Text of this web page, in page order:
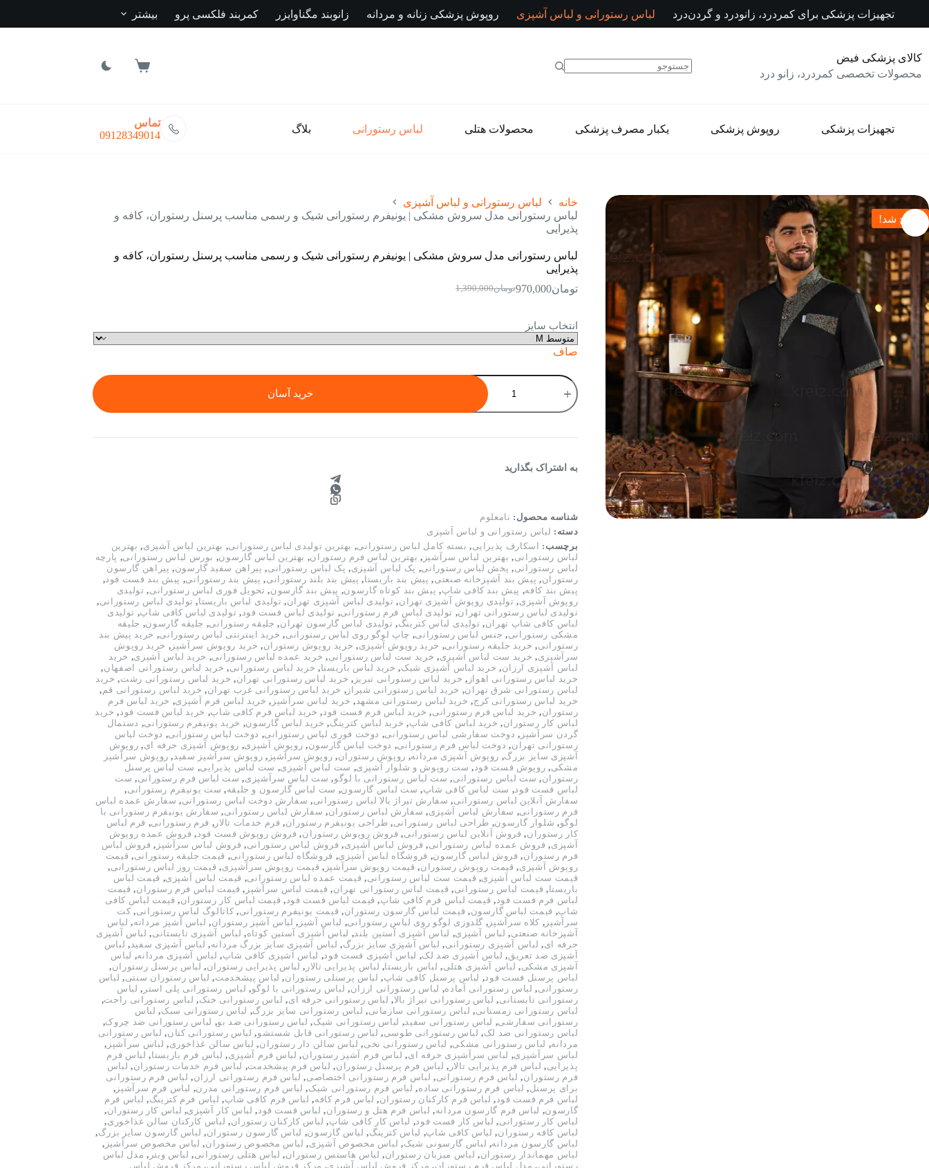
تجهیزات پزشکی برای کمردرد، زانودرد و گردن‌درد لباس رستورانی و لباس آشپزی روپوش پزشکی زنانه و مردانه زانوبند مگناوایزر کمربند فلکسی پرو بیشتر
کالای پزشکی فیض
محصولات تخصصی کمردرد، زانو درد
سبد
تجهیزات پزشکی روپوش پزشکی یکبار مصرف پزشکی محصولات هتلی لباس رستورانی بلاگ
تماس
09128349014
حراج شد!
خانه
لباس رستورانی و لباس آشپزی
لباس رستورانی مدل سروش مشکی | یونیفرم رستورانی شیک و رسمی مناسب پرسنل رستوران، کافه و
پذیرایی
لباس رستورانی مدل سروش مشکی | یونیفرم رستورانی شیک و رسمی مناسب پرسنل رستوران، کافه و
پذیرایی
تومان1,390,000قیمت
بود.
تومان970,000قیمت
انتخاب سایز
صاف
لباس
رستورانی
مدل
رستورانی
مناسب
پرسنل
رستوران،
کافه
و
پذیرایی
عدد
خرید آسان
به اشتراک بگذارید
شناسه محصول: نامعلوم
دسته: لباس رستورانی و لباس آشپزی
برچسب:
اسکارف پذیرایی, بسته کامل لباس رستورانی, بهترین تولیدی لباس رستورانی, بهترین لباس آشپزی, بهترین
لباس رستورانی, بهترین لباس سرآشپز , بهترین لباس فرم رستوران, بهترین لباس گارسون, بورس لباس رستورانی, پارچه
لباس رستورانی, پخش لباس رستورانی, پک لباس آشپزی, پک لباس رستورانی, پیراهن سفید گارسون, پیراهن گارسون
رستوران, پیش بند آشپزخانه صنعتی, پیش بند باریستا , پیش بند بلند رستورانی, پیش بند رستورانی, پیش بند فست فود,
پیش بند کافه, پیش بند کافی شاپ, پیش بند کوتاه گارسون, پیش بند گارسون, تحویل فوری لباس رستورانی, تولیدی
روپوش آشپزی, تولیدی روپوش آشپزی تهران, تولیدی لباس آشپزی تهران, تولیدی لباس باریستا , تولیدی لباس رستورانی,
تولیدی لباس رستورانی تهران, تولیدی لباس فرم رستورانی, تولیدی لباس فست فود , تولیدی لباس کافی شاپ, تولیدی
لباس کافی شاپ تهران, تولیدی لباس کترینگ, تولیدی لباس گارسون تهران, جلیقه رستورانی, جلیقه گارسون, جلیقه
مشکی رستورانی, جنس لباس رستورانی, چاپ لوگو روی لباس رستورانی, خرید اینترنتی لباس رستورانی, خرید پیش بند
رستورانی, خرید جلیقه رستورانی, خرید روپوش آشپزی, خرید روپوش رستوران, خرید روپوش سرآشپز , خرید روپوش
سرآشپزی, خرید ست لباس آشپزی, خرید ست لباس رستورانی, خرید عمده لباس رستورانی, خرید لباس آشپزی, خرید
لباس آشپزی ارزان, خرید لباس آشپزی شیک, خرید لباس باریستا , خرید لباس رستورانی, خرید لباس رستورانی اصفهان,
خرید لباس رستورانی اهواز , خرید لباس رستورانی تبریز , خرید لباس رستورانی تهران, خرید لباس رستورانی رشت, خرید
لباس رستورانی شرق تهران, خرید لباس رستورانی شیراز , خرید لباس رستورانی غرب تهران, خرید لباس رستورانی قم ,
خرید لباس رستورانی کرج, خرید لباس رستورانی مشهد , خرید لباس سرآشپز , خرید لباس فرم آشپزی, خرید لباس فرم
رستوران, خرید لباس فرم رستورانی, خرید لباس فرم فست فود , خرید لباس فرم کافی شاپ, خرید لباس فست فود , خرید
لباس کار رستوران, خرید لباس کافی شاپ, خرید لباس کترینگ, خرید لباس گارسون, خرید یونیفرم رستورانی, دستمال
گردن سرآشپز , دوخت سفارشی لباس رستورانی, دوخت فوری لباس رستورانی, دوخت لباس رستورانی, دوخت لباس
رستورانی تهران, دوخت لباس فرم رستورانی, دوخت لباس گارسون, روپوش آشپزی, روپوش آشپزی حرفه ای, روپوش
آشپزی سایز بزرگ, روپوش آشپزی مردانه, روپوش رستوران, روپوش سرآشپز , روپوش سرآشپز سفید , روپوش سرآشپز
مشکی, روپوش فست فود , ست روپوش و شلوار آشپزی, ست لباس آشپزی, ست لباس پذیرایی, ست لباس پرسنل
رستوران, ست لباس رستورانی, ست لباس رستورانی با لوگو, ست لباس سرآشپزی, ست لباس فرم رستورانی, ست
لباس فست فود, ست لباس کافی شاپ, ست لباس گارسون, ست لباس گارسون و جلیقه, ست یونیفرم رستورانی,
سفارش آنلاین لباس رستورانی, سفارش تیراژ بالا لباس رستورانی, سفارش دوخت لباس رستورانی, سفارش عمده لباس
فرم رستورانی, سفارش لباس آشپزی, سفارش لباس رستوران, سفارش لباس رستورانی, سفارش یونیفرم رستورانی با
لوگو, شلوار گارسون, طراحی لباس رستورانی, طراحی یونیفرم رستوران, فرم خدمات تالار , فرم رستورانی, فرم لباس
کار رستوران, فروش آنلاین لباس رستورانی, فروش روپوش رستوران, فروش روپوش فست فود , فروش عمده روپوش
آشپزی, فروش عمده لباس رستورانی, فروش لباس آشپزی, فروش لباس رستورانی, فروش لباس سرآشپز , فروش لباس
فرم رستوران, فروش لباس گارسون, فروشگاه لباس آشپزی, فروشگاه لباس رستورانی, قیمت جلیقه رستورانی, قیمت
روپوش آشپزی, قیمت روپوش رستوران, قیمت روپوش سرآشپز , قیمت روپوش سرآشپزی, قیمت روز لباس رستورانی,
قیمت ست لباس آشپزی, قیمت ست لباس رستورانی, قیمت عمده لباس رستورانی, قیمت لباس آشپزی, قیمت لباس
باریستا , قیمت لباس رستورانی, قیمت لباس رستورانی تهران, قیمت لباس سرآشپز , قیمت لباس فرم رستوران, قیمت
لباس فرم فست فود , قیمت لباس فرم کافی شاپ, قیمت لباس فست فود , قیمت لباس کار رستوران, قیمت لباس کافی
شاپ, قیمت لباس گارسون, قیمت لباس گارسون رستوران, قیمت یونیفرم رستورانی, کاتالوگ لباس رستورانی, کت
سرآشپز , کلاه سرآشپز , گلدوزی لوگو روی لباس رستورانی, لباس آشپز , لباس آشپز رستوران, لباس آشپز مردانه, لباس
آشپزخانه صنعتی, لباس آشپزی, لباس آشپزی آستین بلند, لباس آشپزی آستین کوتاه, لباس آشپزی تابستانی, لباس آشپزی
حرفه ای, لباس آشپزی رستورانی, لباس آشپزی سایز بزرگ, لباس آشپزی سایز بزرگ مردانه, لباس آشپزی سفید , لباس
آشپزی ضد تعریق, لباس آشپزی ضد لک, لباس آشپزی فست فود, لباس آشپزی کافی شاپ, لباس آشپزی مردانه, لباس
آشپزی مشکی, لباس آشپزی هتلی, لباس باریستا, لباس پذیرایی تالار , لباس پذیرایی رستوران, لباس پرسنل رستوران,
لباس پرسنل فست فود, لباس پرسنل کافی شاپ, لباس پرسنلی رستوران, لباس پیشخدمت, لباس رستوران سنتی, لباس
رستورانی, لباس رستورانی آماده, لباس رستورانی ارزان, لباس رستورانی با لوگو, لباس رستورانی پلی استر , لباس
رستورانی تابستانی, لباس رستورانی تیراژ بالا, لباس رستورانی حرفه ای, لباس رستورانی خنک, لباس رستورانی راحت,
لباس رستورانی زمستانی, لباس رستورانی سازمانی, لباس رستورانی سایز بزرگ, لباس رستورانی سبک, لباس
رستورانی سفارشی, لباس رستورانی سفید, لباس رستورانی شیک, لباس رستورانی ضد بو, لباس رستورانی ضد چروک,
لباس رستورانی ضد لک, لباس رستورانی طوسی, لباس رستورانی قابل شستشو, لباس رستورانی کتان, لباس رستورانی
مردانه, لباس رستورانی مشکی, لباس رستورانی نخی, لباس سالن دار رستوران, لباس سالن غذاخوری, لباس سرآشپز ,
لباس سرآشپزی, لباس سرآشپزی حرفه ای, لباس فرم آشپز رستوران, لباس فرم آشپزی, لباس فرم باریستا , لباس فرم
پذیرایی, لباس فرم پذیرایی تالار , لباس فرم پرسنل رستوران, لباس فرم پیشخدمت, لباس فرم خدمات رستوران, لباس
فرم رستوران, لباس فرم رستورانی, لباس فرم رستورانی اختصاصی, لباس فرم رستورانی ارزان, لباس فرم رستورانی
برای پرسنل, لباس فرم رستورانی ساده, لباس فرم رستورانی شیک, لباس فرم رستورانی مدرن, لباس فرم سرآشپز ,
لباس فرم فست فود , لباس فرم کارکنان رستوران, لباس فرم کافه, لباس فرم کافی شاپ, لباس فرم کترینگ, لباس فرم
گارسون, لباس فرم گارسون مردانه, لباس فرم هتل و رستوران, لباس فست فود , لباس کار آشپزی, لباس کار رستوران,
لباس کار رستورانی, لباس کار فست فود, لباس کار کافی شاپ, لباس کارکنان رستوران, لباس کارکنان سالن غذاخوری,
لباس کافه رستوران, لباس کافی شاپ, لباس کترینگ, لباس گارسون, لباس گارسون رستوران, لباس گارسون سایز بزرگ,
لباس گارسون مردانه, لباس گارسونی شیک, لباس مخصوص آشپزی, لباس مخصوص رستوران, لباس مخصوص سرآشپز ,
لباس مهماندار رستوران, لباس میزبان رستوران, لباس هاستس رستوران, لباس هتلی رستورانی, لباس ویتر , مدل لباس
رستورانی, مدل لباس فرم رستوران, مرکز فروش لباس آشپزی, مرکز فروش لباس رستورانی, مرکز فروش لباس